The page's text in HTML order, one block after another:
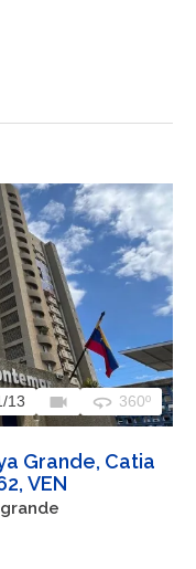
/13 videocam 360 360º
Grande, Catia
VEN